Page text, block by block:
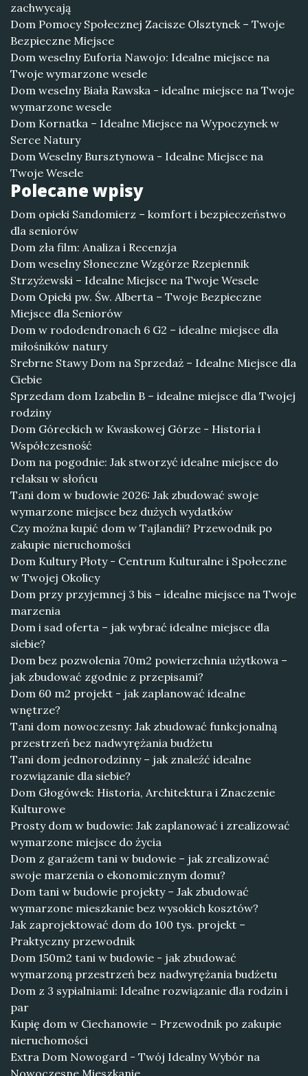
zachwycają
Dom Pomocy Społecznej Zacisze Olsztynek – Twoje
Bezpieczne Miejsce
Dom weselny Euforia Nawojo: Idealne miejsce na
Twoje wymarzone wesele
Dom weselny Biała Rawska - idealne miejsce na Twoje
wymarzone wesele
Dom Kornatka – Idealne Miejsce na Wypoczynek w
Serce Natury
Dom Weselny Bursztynowa - Idealne Miejsce na
Twoje Wesele
Polecane wpisy
Dom opieki Sandomierz – komfort i bezpieczeństwo
dla seniorów
Dom zła film: Analiza i Recenzja
Dom weselny Słoneczne Wzgórze Rzepiennik
Strzyżewski – Idealne Miejsce na Twoje Wesele
Dom Opieki pw. Św. Alberta – Twoje Bezpieczne
Miejsce dla Seniorów
Dom w rododendronach 6 G2 – idealne miejsce dla
miłośników natury
Srebrne Stawy Dom na Sprzedaż – Idealne Miejsce dla
Ciebie
Sprzedam dom Izabelin B – idealne miejsce dla Twojej
rodziny
Dom Góreckich w Kwaskowej Górze - Historia i
Współczesność
Dom na pogodnie: Jak stworzyć idealne miejsce do
relaksu w słońcu
Tani dom w budowie 2026: Jak zbudować swoje
wymarzone miejsce bez dużych wydatków
Czy można kupić dom w Tajlandii? Przewodnik po
zakupie nieruchomości
Dom Kultury Płoty - Centrum Kulturalne i Społeczne
w Twojej Okolicy
Dom przy przyjemnej 3 bis – idealne miejsce na Twoje
marzenia
Dom i sad oferta – jak wybrać idealne miejsce dla
siebie?
Dom bez pozwolenia 70m2 powierzchnia użytkowa –
jak zbudować zgodnie z przepisami?
Dom 60 m2 projekt - jak zaplanować idealne
wnętrze?
Tani dom nowoczesny: Jak zbudować funkcjonalną
przestrzeń bez nadwyrężania budżetu
Tani dom jednorodzinny – jak znaleźć idealne
rozwiązanie dla siebie?
Dom Głogówek: Historia, Architektura i Znaczenie
Kulturowe
Prosty dom w budowie: Jak zaplanować i zrealizować
wymarzone miejsce do życia
Dom z garażem tani w budowie – jak zrealizować
swoje marzenia o ekonomicznym domu?
Dom tani w budowie projekty – Jak zbudować
wymarzone mieszkanie bez wysokich kosztów?
Jak zaprojektować dom do 100 tys. projekt –
Praktyczny przewodnik
Dom 150m2 tani w budowie - jak zbudować
wymarzoną przestrzeń bez nadwyrężania budżetu
Dom z 3 sypialniami: Idealne rozwiązanie dla rodzin i
par
Kupię dom w Ciechanowie – Przewodnik po zakupie
nieruchomości
Extra Dom Nowogard - Twój Idealny Wybór na
Nowoczesne Mieszkanie